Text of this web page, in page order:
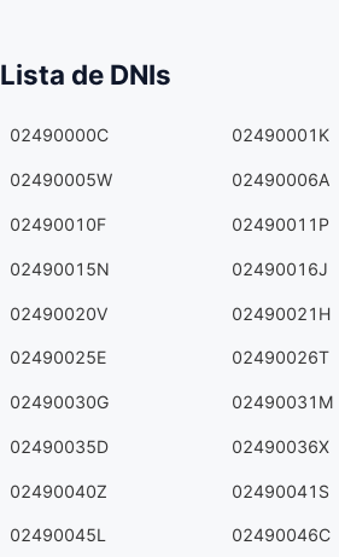
Lista de DNIs
02490000C 02490001K
02490005W 02490006A
02490010F 02490011P
02490015N 02490016J
02490020V 02490021H
02490025E 02490026T
02490030G 02490031M
02490035D 02490036X
02490040Z 02490041S
02490045L 02490046C